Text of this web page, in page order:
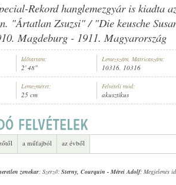
ISMERETLEN ZENEKAR
Rekord hanglemezgyár is kiadta
"Ártatlan Zsuzsi" / "Die keusche
Magdeburg - 1911. Magyarország
Időtartam:
2' 48"
Lemezszám, Matricaszám:
10316, 10316
Lemezméret:
25 cm
Felvételi mód:
akusztikus
a műfajból az évből
zenekar; Szerző: Sterny, Courquin - Mérei Adolf; Megjelenés